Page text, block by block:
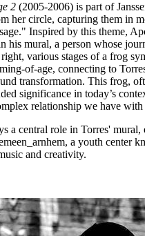
2 (2005-2006) is part of
her circle, capturing them in
Inspired by this theme,
his mural, a person whose
various stages of a frog
of-age, connecting to
transformation. This frog,
significance in today’s
relationship we have with
a central role in Torres' mural,
a youth center
and creativity.